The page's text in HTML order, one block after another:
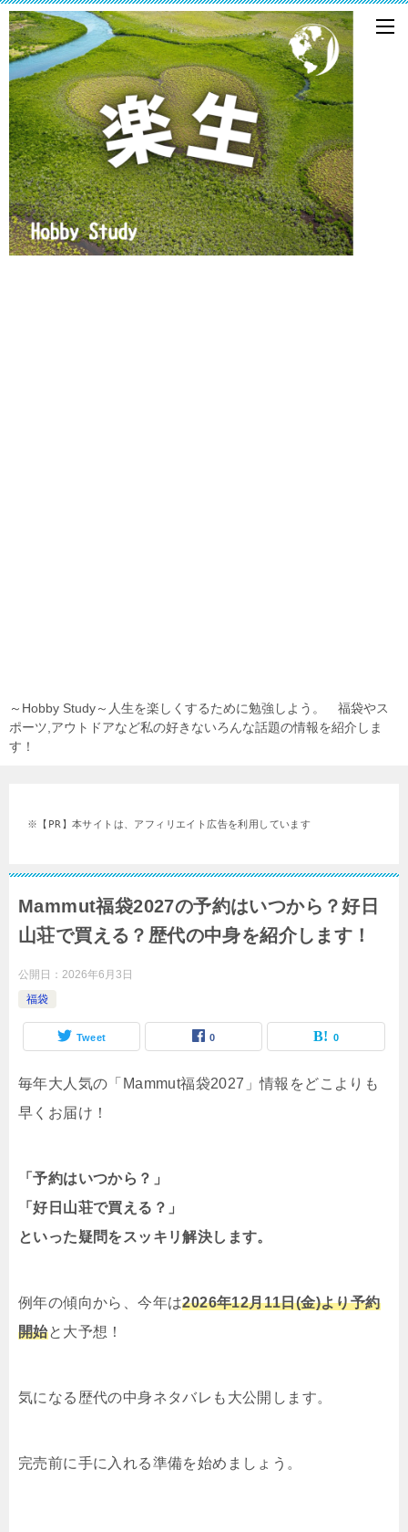
～Hobby Study～人生を楽しくするために勉強しよう。 福袋やス
ポーツ,アウトドアなど私の好きないろんな話題の情報を紹介しま
す！
※【PR】本サイトは、アフィリエイト広告を利用しています
Mammut福袋2027の予約はいつから？好日
山荘で買える？歴代の中身を紹介します！
公開日： 2026年6月3日
福袋
Tweet 0 0
毎年大人気の「Mammut福袋2027」情報をどこよりも
早くお届け！
「予約はいつから？」
「好日山荘で買える？」
といった疑問をスッキリ解決します。
例年の傾向から、今年は2026年12月11日(金)より予約
開始と大予想！
気になる歴代の中身ネタバレも大公開します。
完売前に手に入れる準備を始めましょう。